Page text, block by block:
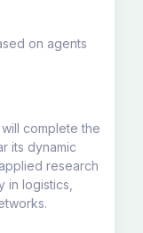
on agents
complete the
its dynamic
research
in logistics,